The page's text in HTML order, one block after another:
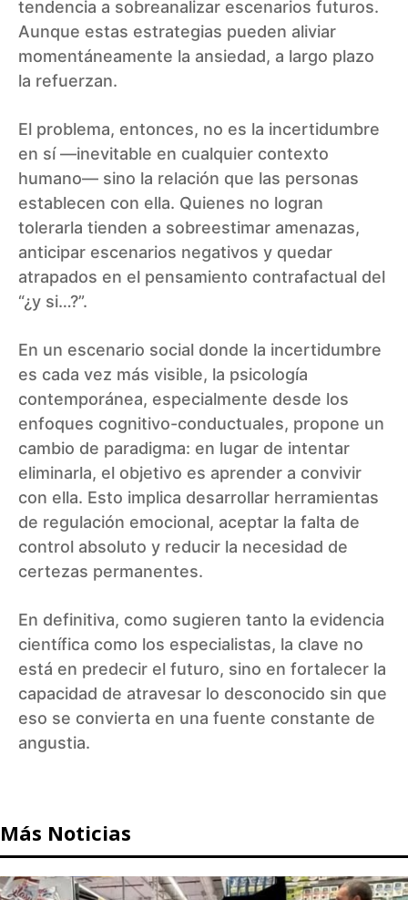
tendencia a sobreanalizar escenarios futuros.
Aunque estas estrategias pueden aliviar
momentáneamente la ansiedad, a largo plazo
la refuerzan.
El problema, entonces, no es la incertidumbre
en sí —inevitable en cualquier contexto
humano— sino la relación que las personas
establecen con ella. Quienes no logran
tolerarla tienden a sobreestimar amenazas,
anticipar escenarios negativos y quedar
atrapados en el pensamiento contrafactual del
“¿y si…?”.
En un escenario social donde la incertidumbre
es cada vez más visible, la psicología
contemporánea, especialmente desde los
enfoques cognitivo-conductuales, propone un
cambio de paradigma: en lugar de intentar
eliminarla, el objetivo es aprender a convivir
con ella. Esto implica desarrollar herramientas
de regulación emocional, aceptar la falta de
control absoluto y reducir la necesidad de
certezas permanentes.
En definitiva, como sugieren tanto la evidencia
científica como los especialistas, la clave no
está en predecir el futuro, sino en fortalecer la
capacidad de atravesar lo desconocido sin que
eso se convierta en una fuente constante de
angustia.
Más Noticias